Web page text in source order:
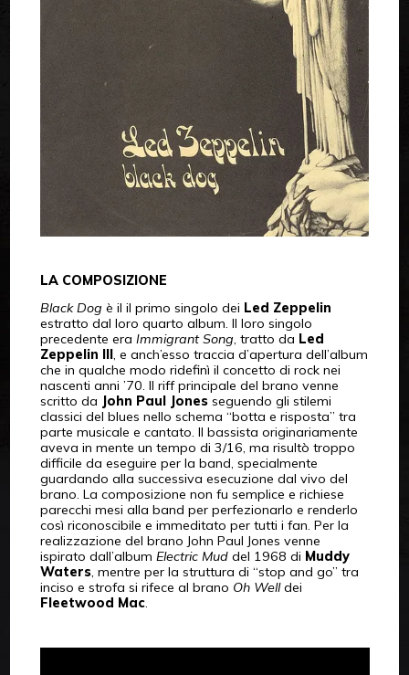
LA COMPOSIZIONE
Black Dog è il il primo singolo dei Led Zeppelin
estratto dal loro quarto album. Il loro singolo
precedente era Immigrant Song, tratto da Led
Zeppelin III, e anch’esso traccia d’apertura dell’album
che in qualche modo ridefinì il concetto di rock nei
nascenti anni ’70. Il riff principale del brano venne
scritto da John Paul Jonesseguendo gli stilemi
classici del blues nello schema “botta e risposta” tra
parte musicale e cantato. Il bassista originariamente
aveva in mente un tempo di 3/16, ma risultò troppo
difficile da eseguire per la band, specialmente
guardando alla successiva esecuzione dal vivo del
brano. La composizione non fu semplice e richiese
parecchi mesi alla band per perfezionarlo e renderlo
così riconoscibile e immeditato per tutti i fan. Per la
realizzazione del brano John Paul Jones venne
ispirato dall’album Electric Muddel 1968 di Muddy
Waters, mentre per la struttura di “stop and go” tra
inciso e strofa si rifece al brano Oh Welldei
Fleetwood Mac.